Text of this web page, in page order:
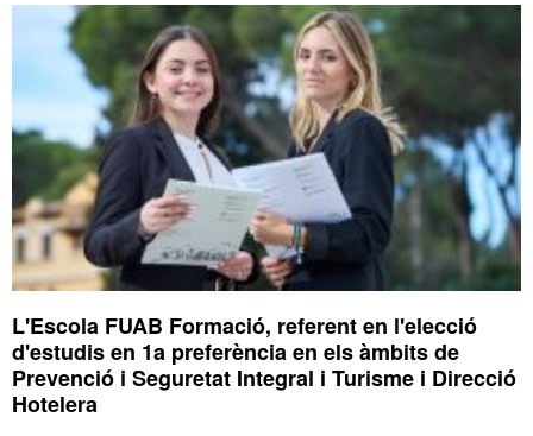
L'Escola FUAB Formació, referent en l'elecció
d'estudis en 1a preferència en els àmbits de
Prevenció i Seguretat Integral i Turisme i Direcció
Hotelera